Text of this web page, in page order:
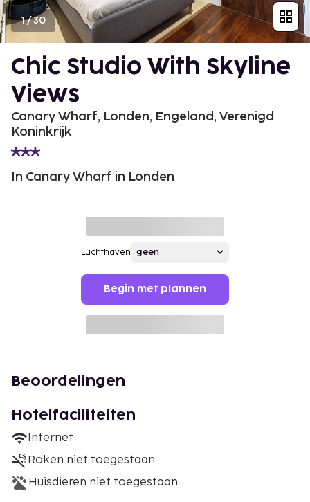
1/30
Chic Studio With Skyline
Views
Canary Wharf, Londen, Engeland, Verenigd
Koninkrijk
In Canary Wharf in Londen
Luchthaven
Begin met plannen
Beoordelingen
Hotelfaciliteiten
Internet
Roken niet toegestaan
Huisdieren niet toegestaan